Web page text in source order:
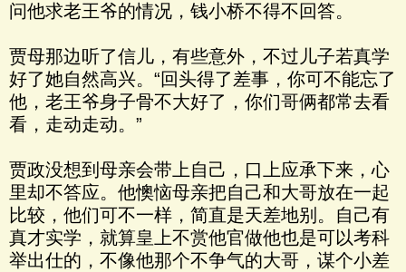
问他求老王爷的情况，钱小桥不得不回答。
贾母那边听了信儿，有些意外，不过儿子若真学
好了她自然高兴。“回头得了差事，你可不能忘了
他，老王爷身子骨不大好了，你们哥俩都常去看
看，走动走动。”
贾政没想到母亲会带上自己，口上应承下来，心
里却不答应。他懊恼母亲把自己和大哥放在一起
比较，他们可不一样，简直是天差地别。自己有
真才实学，就算皇上不赏他官做他也是可以考科
举出仕的，不像他那个不争气的大哥，谋个小差